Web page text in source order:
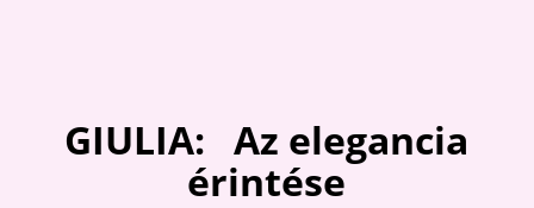
GIULIA: Az elegancia
érintése